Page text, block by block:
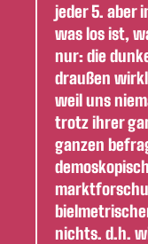
jeder 5. aber
was los ist,
nur: die
draußen
weil uns
trotz ihrer
ganzen
nichts. d.h.